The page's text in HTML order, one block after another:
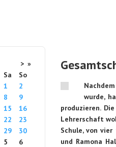
> »
Sa
So
1
2
8
9
15
16
22
23
29
30
5 6
wurde,
produzieren.
Lehrerschaft
Schule, von
und Ramona